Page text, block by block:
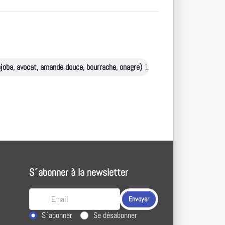
avocat, amande douce, bourrache, onagre) 1
S´abonner à la newsletter
Envoyer
Choisir une action
S´abonner Se désabonner